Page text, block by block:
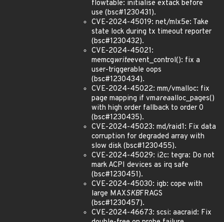
flowtable: initialise extack before
use (bsc#1230431).
CVE-2024-45019: net/mlx5e: Take
state lock during tx timeout reporter
(bsc#1230432).
CVE-2024-45021:
memcgwriteevent_control(): fix a
user-triggerable oops
(bsc#1230434).
CVE-2024-45022: mm/vmalloc: fix
page mapping if vmareaalloc_pages()
with high order fallback to order 0
(bsc#1230435).
CVE-2024-45023: md/raid1: Fix data
corruption for degraded array with
slow disk (bsc#1230455).
CVE-2024-45029: i2c: tegra: Do not
mark ACPI devices as irq safe
(bsc#1230451).
CVE-2024-45030: igb: cope with
large MAXSKBFRAGS
(bsc#1230457).
CVE-2024-46673: scsi: aacraid: Fix